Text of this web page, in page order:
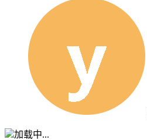
加载中...